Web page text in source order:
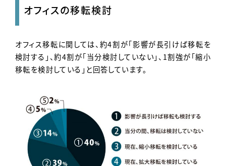
オフィスの移転検討
オフィス移転に関しては、約4割が「影響が長引けば移転を
検討する」、約4割が「当分検討していない」、1割強が「縮小
移転を検討している」と回答しています。